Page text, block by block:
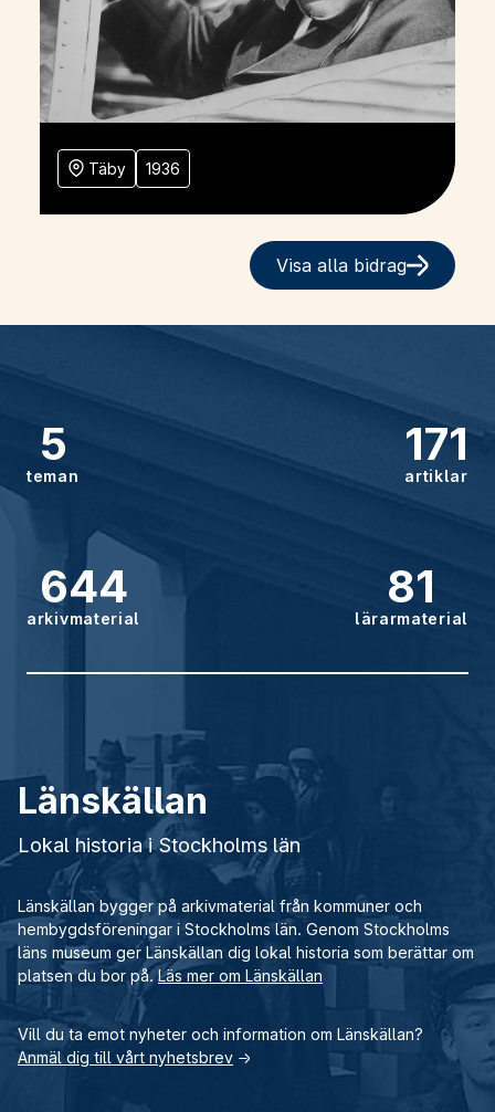
Täby 1936
Visa alla bidrag
5
teman
171
artiklar
644
arkivmaterial
81
lärarmaterial
Länskällan
Lokal historia i Stockholms län
Länskällan bygger på arkivmaterial från kommuner och
hembygdsföreningar i Stockholms län. Genom Stockholms
läns museum ger Länskällan dig lokal historia som berättar om
platsen du bor på.Läs mer om Länskällan
Vill du ta emot nyheter och information om Länskällan?
Anmäl dig till vårt nyhetsbrev →